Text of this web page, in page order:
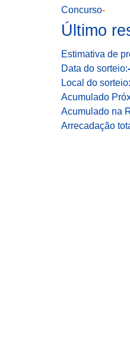
Concurso-
Último
Estimativa de
Data do sorteio:-
Local do sorteio:
Acumulado
Acumulado na
Arrecadação